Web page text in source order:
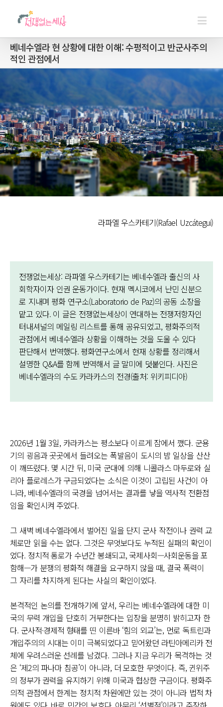
베네수엘라 현 상황에 대한 이해: 수평적이고 반군사주의
적인 관점에서
라파엘 우스카테기(Rafael Uzcátegui)
전쟁없는세상: 라파엘 우스카테기는 베네수엘라 출신의 사
회학자이자 인권 운동가이다. 현재 멕시코에서 난민 신분으
로 지내며 평화 연구소(Laboratorio de Paz)의 공동 소장을
맡고 있다. 이 글은 전쟁없는세상이 연대하는 전쟁저항자인
터내셔널의 메일링 리스트를 통해 공유되었고, 평화주의적
관점에서 베네수엘라 상황을 이해하는 것을 도울 수 있다
판단해서 번역했다. 평화연구소에서 현재 상황를 정리해서
설명한 Q&A를 함께 번역해서 글 말미에 덧붙인다. 사진은
베네수엘라의 수도 카라카스의 전경(출처: 위키피디아)
2026년 1월 3일, 카라카스는 평소보다 이르게 잠에서 깼다. 군용
기의 굉음과 곳곳에서 들려오는 폭발음이 도시의 밤 일상을 산산
이 깨뜨렸다. 몇 시간 뒤, 미국 군대에 의해 니콜라스 마두로와 실
리아 플로레스가 구금되었다는 소식은 이것이 고립된 사건이 아
니라, 베네수엘라의 국경을 넘어서는 결과를 낳을 역사적 전환점
임을 확인시켜 주었다.
그 새벽 베네수엘라에서 벌어진 일을 단지 군사 작전이나 권력 교
체로만 읽을 수는 없다. 그것은 무엇보다도 누적된 실패의 확인이
었다. 정치적 통로가 수년간 봉쇄되고, 국제사회—사회운동을 포
함해—가 분쟁의 평화적 해결을 요구하지 않을 때, 결국 폭력이
그 자리를 차지하게 된다는 사실의 확인이었다.
본격적인 논의를 전개하기에 앞서, 우리는 베네수엘라에 대한 미
국의 무력 개입을 단호히 거부한다는 입장을 분명히 밝히고자 한
다. 군사적·경제적 형태를 띤 이른바 ‘힘의 외교’는, 먼로 독트린과
개입주의의 시대는 이미 극복되었다고 믿어왔던 라틴아메리카 전
체에 우려스러운 선례를 남겼다. 그러나 지금 우리가 목격하는 것
은 ‘제2의 파나마 침공’이 아니라, 더 모호한 무엇이다. 즉, 귄위주
의 정부가 권력을 유지하기 위해 미국과 협상한 구금이다. 평화주
의적 관점에서 한계는 정치적 차원에만 있는 것이 아니라 법적 차